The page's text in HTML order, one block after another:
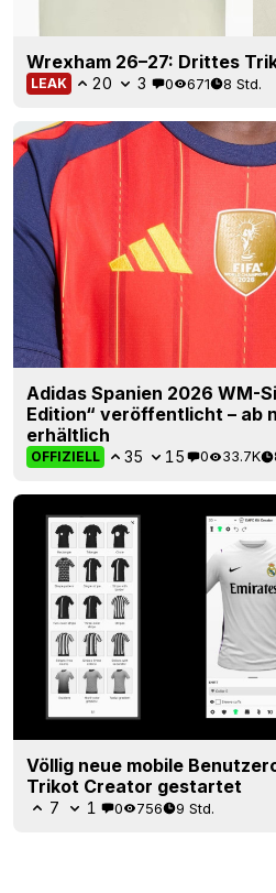
Wrexham 26–27: Drittes
LEAK 20 3 0 671 8 Std.
Adidas Spanien 2026 WM-
Edition“ veröffentlicht – ab
erhältlich
OFFIZIELL 35 15 0 33.7K
Völlig neue mobile
Trikot Creator gestartet
7 1 0 756 9 Std.